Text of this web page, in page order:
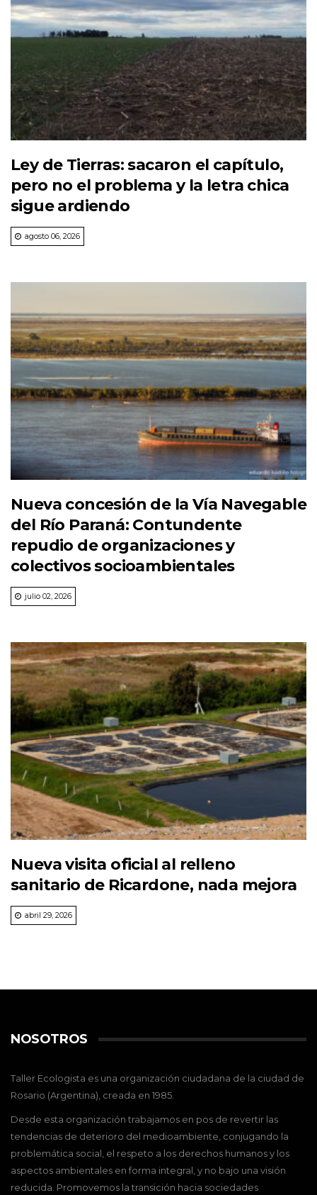
Ley de Tierras: sacaron el capítulo,
pero no el problema y la letra chica
sigue ardiendo
agosto 06, 2026
Nueva concesión de la Vía Navegable
del Río Paraná: Contundente
repudio de organizaciones y
colectivos socioambientales
julio 02, 2026
Nueva visita oficial al relleno
sanitario de Ricardone, nada mejora
abril 29, 2026
NOSOTROS
Taller Ecologista es una organización ciudadana de la ciudad de
Rosario (Argentina), creada en 1985.
Desde esta organización trabajamos en pos de revertir las
tendencias de deterioro del medioambiente, conjugando la
problemática social, el respeto a los derechos humanos y los
aspectos ambientales en forma integral, y no bajo una visión
reducida. Promovemos la transición hacia sociedades